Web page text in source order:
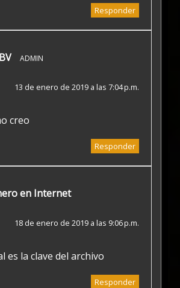
Responder
ADMIN
13 de enero de 2019 a las 7:04 p.m.
creo
Responder
en Internet
18 de enero de 2019 a las 9:06 p.m.
es la clave del archivo
Responder